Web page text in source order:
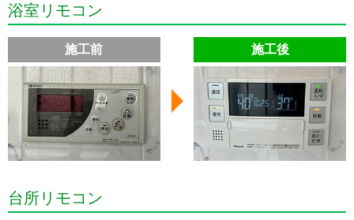
浴室リモコン
施工前 施工後
台所リモコン